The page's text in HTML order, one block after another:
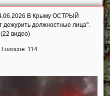
В Крыму ОСТРЫЙ
должностные лица".
видео)
Голосов: 114